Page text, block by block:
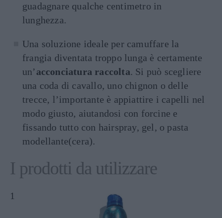
guadagnare qualche centimetro in
lunghezza.
Una soluzione ideale per camuffare la
frangia diventata troppo lunga è certamente
un’acconciatura raccolta. Si può scegliere
una coda di cavallo, uno chignon o delle
trecce, l’importante è appiattire i capelli nel
modo giusto, aiutandosi con forcine e
fissando tutto con hairspray, gel, o pasta
modellante(cera).
I prodotti da utilizzare